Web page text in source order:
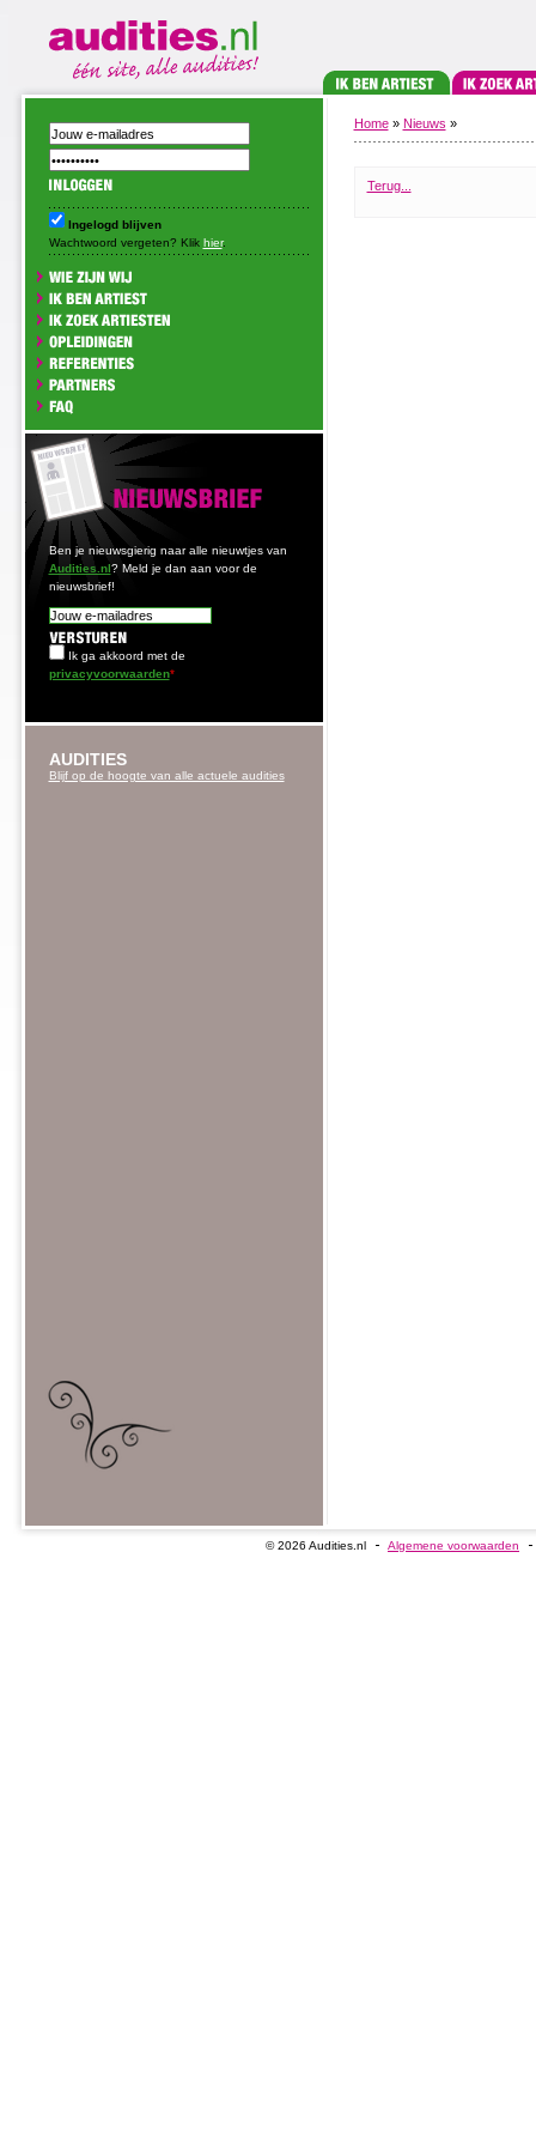
Ingelogd blijven
Wachtwoord vergeten? Klik hier.
Ben je nieuwsgierig naar alle nieuwtjes van
Audities.nl? Meld je dan aan voor de
nieuwsbrief!
Ik ga akkoord met de
privacyvoorwaarden*
AUDITIES
Blijf op de hoogte van alle actuele audities
Home » Nieuws »
Terug...
© 2026 Audities.nl Algemene voorwaarden